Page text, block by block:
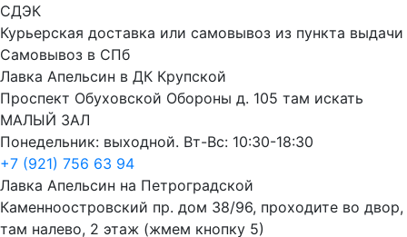
СДЭК
Курьерская доставка или самовывоз из пункта выдачи
Самовывоз в СПб
Лавка Апельсин в ДК Крупской
Проспект Обуховской Обороны д. 105 там искать
МАЛЫЙ ЗАЛ
Понедельник: выходной. Вт-Вс: 10:30-18:30
+7 (921) 756 63 94
Лавка Апельсин на Петроградской
Каменноостровский пр. дом 38/96, проходите во двор,
там налево, 2 этаж (жмем кнопку 5)